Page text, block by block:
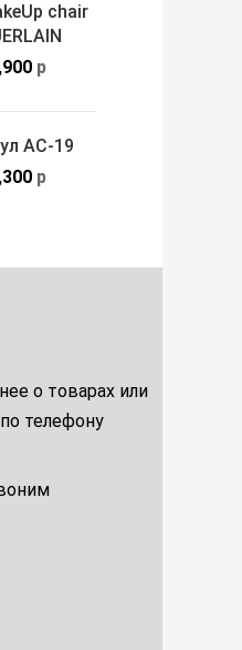
chair
р
АС-19
р
о товарах или
телефону